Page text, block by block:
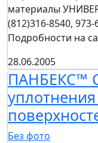
материалы
(812)316-8540,
Подробности на
28.06.2005
ПАНБЕКС™
Без фото